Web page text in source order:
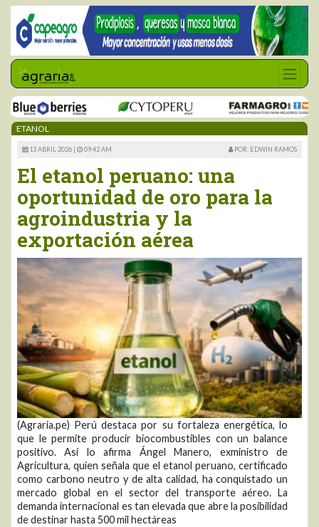
ETANOL
13 ABRIL 2026 | 09:42 AM POR: EDWIN RAMOS
El etanol peruano: una
oportunidad de oro para la
agroindustria y la
exportación aérea
(Agraria.pe) Perú destaca por su fortaleza energética, lo
que le permite producir biocombustibles con un balance
positivo. Así lo afirma Ángel Manero, exministro de
Agricultura, quien señala que el etanol peruano, certificado
como carbono neutro y de alta calidad, ha conquistado un
mercado global en el sector del transporte aéreo. La
demanda internacional es tan elevada que abre la posibilidad
de destinar hasta 500 mil hectáreas